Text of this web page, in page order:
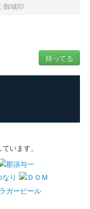
御城印
持ってる
います。